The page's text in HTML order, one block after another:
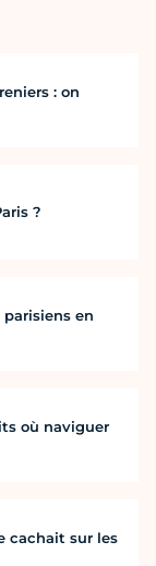
: on
?
en
où naviguer
cachait sur les